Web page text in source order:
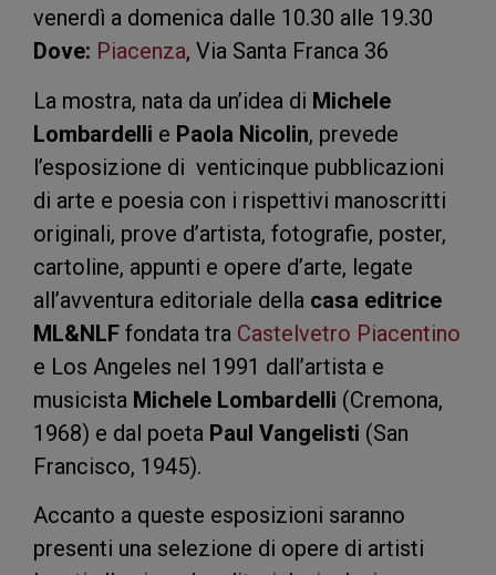
venerdì a domenica dalle 10.30 alle 19.30
Dove: Piacenza, Via Santa Franca 36
La mostra, nata da un’idea di Michele
Lombardelli e Paola Nicolin, prevede
l’esposizione di venticinque pubblicazioni
di arte e poesia con i rispettivi manoscritti
originali, prove d’artista, fotografie, poster,
cartoline, appunti e opere d’arte, legate
all’avventura editoriale della casa editrice
ML&NLF fondata tra Castelvetro Piacentino
e Los Angeles nel 1991 dall’artista e
musicista Michele Lombardelli (Cremona,
1968) e dal poeta Paul Vangelisti (San
Francisco, 1945).
Accanto a queste esposizioni saranno
presenti una selezione di opere di artisti